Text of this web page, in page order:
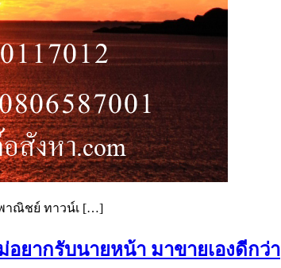
าณิชย์ ทาวน์เ […]
อยากรับนายหน้า มาขายเองดีกว่า